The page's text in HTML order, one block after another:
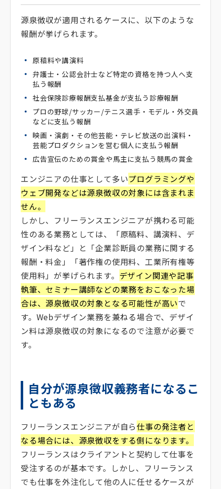
源泉徴収が適用されるケースに、以下のような
報酬が挙げられます。
原稿料や講演料
弁護士・公認会計士など特定の資格を持つ人へ支
払う報酬
社会保険診療報酬支払基金が支払う診療報酬
プロの野球/サッカー/テニス選手・モデル・外交員
などに支払う報酬
映画・演劇・その他芸能・テレビ放送の出演料・
芸能プロダクションを営む個人に支払う報酬
広告宣伝のための賞金や馬主に支払う競馬の賞金
エンジニアの仕事として多いプログラミングや
ウェブ開発などは源泉徴収の対象には含まれま
せん。
しかし、フリーランスエンジニアが携わる可能
性のある業務としては、「原稿料、講演料、デ
ザイン料など」と「企業診断員の業務に関する
報酬・料金」「著作権の使用料、工業所有権等
使用料」が挙げられます。 デザイン関連や記事
執筆、セミナー講師などの業務をおこなった場
合は、源泉徴収の対象となる可能性が高いで
す。Webデザイン業務を兼ねる場合で、デザイ
ン料は源泉徴収の対象になるので注意が必要で
す。
自分が源泉徴収義務者になるこ
ともある
フリーランスエンジニアが自ら仕事の発注者と
なる場合には、源泉徴収をする側になります。
フリーランスはクライアントと契約して仕事を
受注するのが基本です。しかし、フリーランス
でも仕事を外注化して他の人に任せるケースが